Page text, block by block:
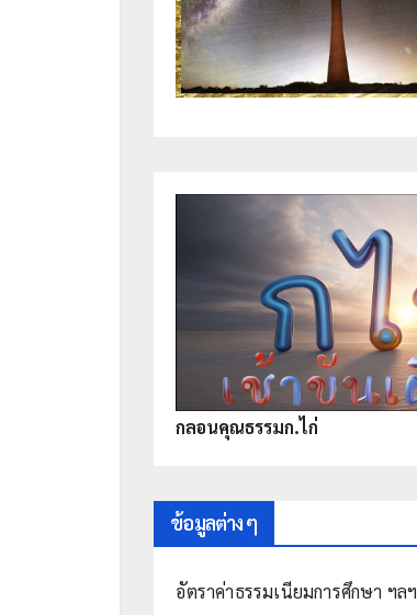
กลอนคุณธรรมก.ไก่
ข้อมูลต่าง ๆ
อัตราค่าธรรมเนียมการศึกษา ฯลฯ